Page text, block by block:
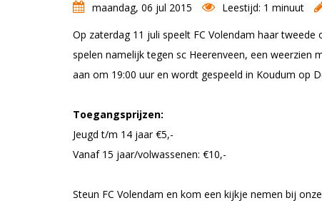
maandag, 06 jul 2015 Leestijd: 1 minuut
Op zaterdag 11 juli speelt FC Volendam haar
spelen namelijk tegen sc Heerenveen, een weerzien
aan om 19:00 uur en wordt gespeeld in Koudum op
Toegangsprijzen:
Jeugd t/m 14 jaar €5,-
Vanaf 15 jaar/volwassenen: €10,-
Steun FC Volendam en kom een kijkje nemen bij